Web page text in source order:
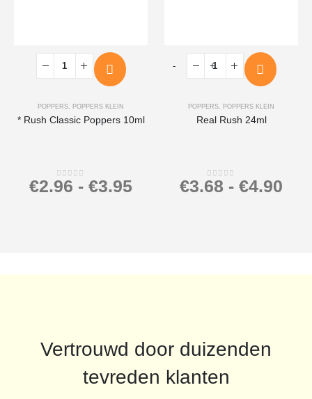
POPPERS, POPPERS KLEIN
* Rush Classic Poppers 10ml
0out of 5
€2.96 - €3.95
POPPERS, POPPERS KLEIN
Real Rush 24ml
0out of 5
€3.68 - €4.90
- +
Vertrouwd door duizenden
tevreden klanten